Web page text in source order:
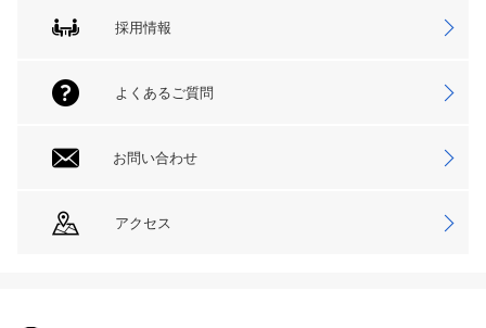
採用情報
よくあるご質問
お問い合わせ
アクセス